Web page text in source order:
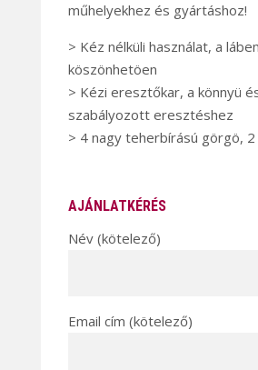
műhelyekhez és gyártáshoz!
> Kéz nélküli használat, a
köszönhetöen
> Kézi eresztőkar, a könnyü
szabályozott eresztéshez
> 4 nagy teherbírású görgö, 2
AJÁNLATKÉRÉS
Név (kötelező)
Email cím (kötelező)